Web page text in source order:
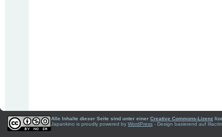
Alle Inhalte dieser Seite sind unter einer Creative Commons-Lizenz
Japankino is proudly powered by WordPress - Design basierend auf